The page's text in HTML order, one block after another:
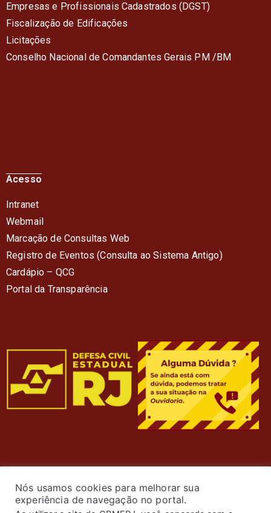
Empresas e Profissionais Cadastrados (DGST)
Fiscalização de Edificações
Licitações
Conselho Nacional de Comandantes Gerais PM /BM
Acesso
Intranet
Webmail
Marcação de Consultas Web
Registro de Eventos (Consulta ao Sistema Antigo)
Cardápio – QCG
Portal da Transparência
Nós usamos cookies para melhorar sua
experiência de navegação no portal.